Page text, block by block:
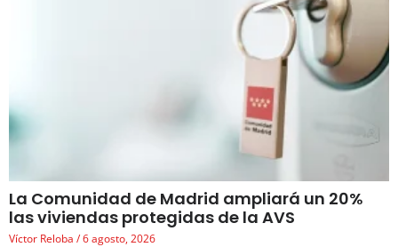
La Comunidad de Madrid ampliará un 20%
las viviendas protegidas de la AVS
Víctor Reloba 6 agosto, 2026